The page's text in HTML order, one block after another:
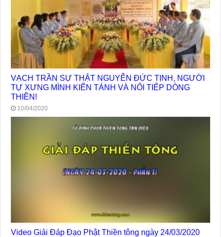
VẠCH TRẦN SỰ THẬT NGUYỄN ĐỨC TỊNH, NGƯỜI
TỰ XƯNG MÌNH KIẾN TÁNH VÀ NỐI TIẾP DÒNG
THIỀN!
10/04/2020
Video Giải Đáp Đạo Phật Thiền tông ngày 24/03/2020